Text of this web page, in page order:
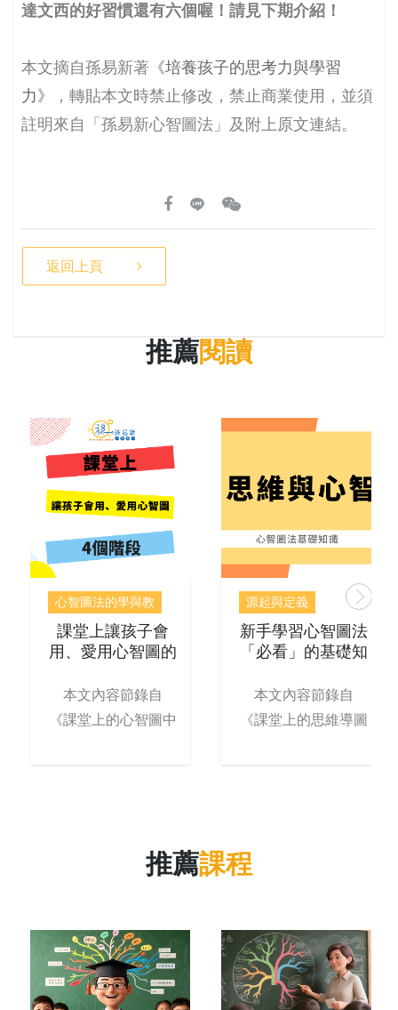
達文西的好習慣還有六個喔！請見下期介紹！
本文摘自孫易新著 《培養孩子的思考力與學習
力》
，轉貼本文時禁止修改，禁止商業使用，並須
註明來自「孫易新心智圖法」及附上原文連結。
返回上頁
推薦閱讀
心智圖法的學與教
課堂上讓孩子會
用、愛用心智圖的
本文內容節錄自
《課堂上的心智圖中
源起與定義
新手學習心智圖法
「必看」的基礎知
本文內容節錄自
《課堂上的思維導圖
推薦課程